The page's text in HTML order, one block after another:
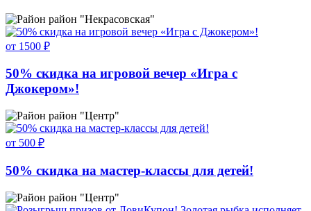
район "Некрасовская"
от 1500 ₽
50% скидка на игровой вечер «Игра с
Джокером»!
район "Центр"
от 500 ₽
50% скидка на мастер-классы для детей!
район "Центр"